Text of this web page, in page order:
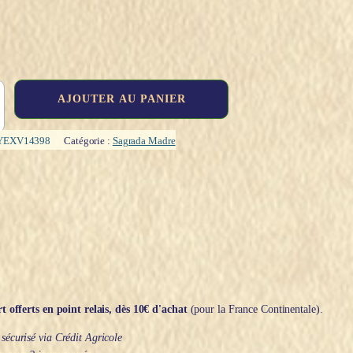
AJOUTER AU PANIER
Catégorie : Sagrada Madre
offerts en point relais, dès 10€ d'achat(pour la France Continentale).
via Crédit Agricole